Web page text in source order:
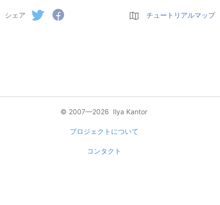
シェア チュートリアルマップ
© 2007—2026 Ilya Kantor
プロジェクトについて
コンタクト